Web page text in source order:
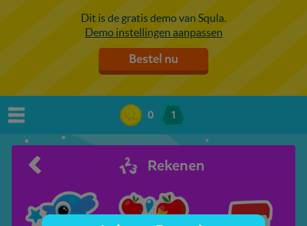
Dit is de gratis demo van Squla.
Demo instellingen aanpassen
Bestel nu
0 1
Rekenen